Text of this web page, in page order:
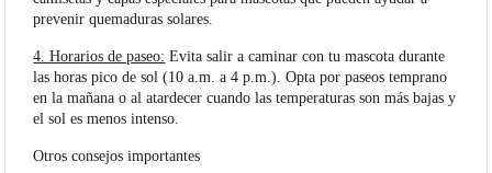
prevenir quemaduras solares.
4. Horarios de paseo: Evita salir a caminar con tu mascota durante
las horas pico de sol (10 a.m. a 4 p.m.). Opta por paseos temprano
en la mañana o al atardecer cuando las temperaturas son más bajas y
el sol es menos intenso.
Otros consejos importantes